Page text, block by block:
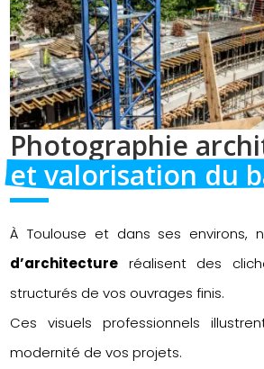
Photographie
et valorisation du
À Toulouse et dans ses environs,
d’architecture réalisent des
structurés de vos ouvrages finis.
Ces visuels professionnels
modernité de vos projets.